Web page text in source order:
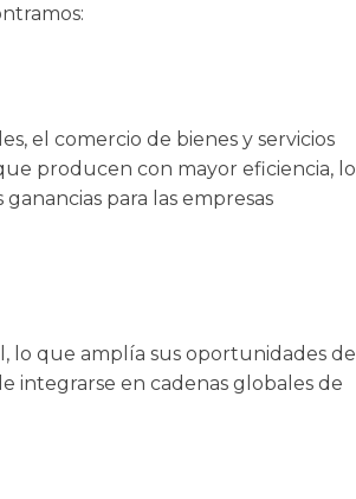
el comercio de bienes y servicios
producen con mayor eficiencia, lo
para las empresas
lo que amplía sus oportunidades de
integrarse en cadenas globales de